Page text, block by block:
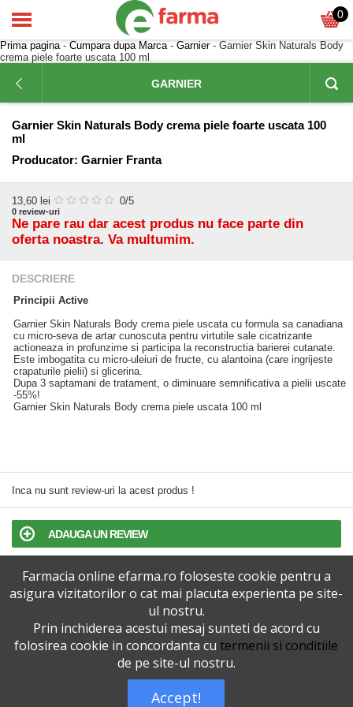
0
Prima pagina- Cumpara dupa Marca- Garnier- Garnier Skin Naturals Body
crema piele foarte uscata 100 ml
GARNIER
Garnier Skin Naturals Body crema piele foarte uscata 100
ml
Producator: Garnier Franta
13,60 lei 0/5
0 review-uri
Ne pare rau dar acest produs nu face parte din
oferta noastra. Va multumim.
DESCRIERE
Principii Active
Garnier Skin Naturals Body crema piele uscata cu formula sa canadiana
cu micro-seva de artar cunoscuta pentru virtutile sale cicatrizante
actioneaza in profunzime si participa la reconstructia barierei cutanate.
Este imbogatita cu micro-uleiuri de fructe, cu alantoina (care ingrijeste
crapaturile pielii) si glicerina.
Dupa 3 saptamani de tratament, o diminuare semnificativa a pielii uscate
-55%!
Garnier Skin Naturals Body crema piele uscata 100 ml
Inca nu sunt review-uri la acest produs !
ADAUGA UN REVIEW
TERMENI SI CONDITII
POLITICA DE CONFIDENTIALITATE
VERSIUNEA DESKTOP
Farmacia online efarma.ro foloseste cookie pentru a
asigura vizitatorilor o cat mai placuta experienta pe site-
ul nostru.
Prin inchiderea acestui mesaj sunteti de acord cu
folosirea cookie in concordanta cu termenii si conditiile
de pe site-ul nostru.
Accept!